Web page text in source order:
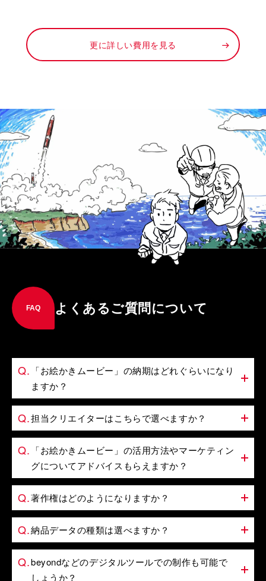
更に詳しい費用を見る
FAQ よくあるご質問について
「お絵かきムービー」の納期はどれぐらいになり
ますか？
担当クリエイターはこちらで選べますか？
「お絵かきムービー」の活用方法やマーケティン
グについてアドバイスもらえますか？
著作権はどのようになりますか？
納品データの種類は選べますか？
beyondなどのデジタルツールでの制作も可能で
しょうか？